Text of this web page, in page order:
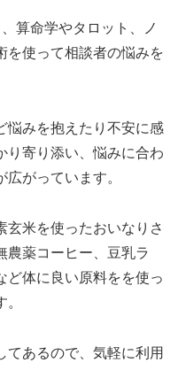
算命学やタロット、ノ
を使って相談者の悩みを
悩みを抱えたり不安に感
り寄り添い、悩みに合わ
がっています。
玄米を使ったおいなりさ
農薬コーヒー、豆乳ラ
ど体に良い原料をを使っ
てあるので、気軽に利用